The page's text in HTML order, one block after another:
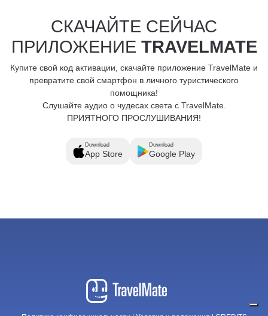
СКАЧАЙТЕ СЕЙЧАС
ПРИЛОЖЕНИЕ TRAVELMATE
Купите свой код активации, скачайте приложение TravelMate и
превратите свой смартфон в личного туристического
помощника!
Слушайте аудио о чудесах света с TravelMate.
ПРИЯТНОГО ПРОСЛУШИВАНИЯ!
Download
App Store
Download
Google Play